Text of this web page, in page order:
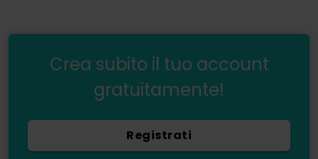
Crea subito il tuo account
gratuitamente!
Registrati